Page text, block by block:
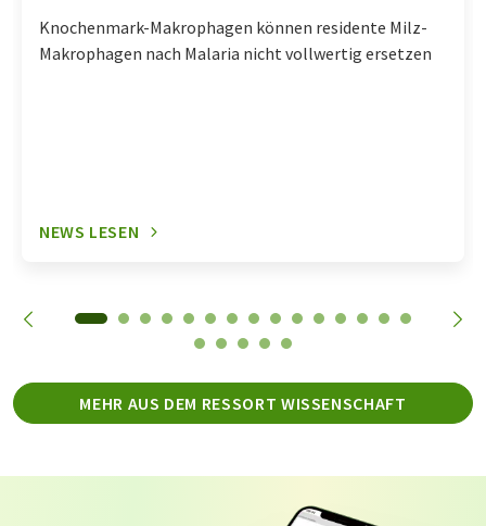
Knochenmark-Makrophagen können residente Milz-
Makrophagen nach Malaria nicht vollwertig ersetzen
NEWS LESEN
MEHR AUS DEM RESSORT WISSENSCHAFT